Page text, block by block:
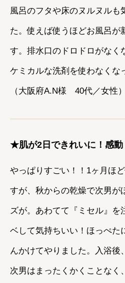
風呂のフタや床のヌルヌルも
た。使えば使うほどお風呂が
す。排水口のドロドロがなく
ケミカルな洗剤を使わなくな
（大阪府A.N様 40代／女性）
★肌が2日できれいに！感動
やっぱりすごい！！1ヶ月ほ
すが、秋からの乾燥で次男が
ズが。あわてて『ミセル』を
ベして気持ちいい！ほっぺた
んかけてやりました。入浴後
次男はまったくかくことなく